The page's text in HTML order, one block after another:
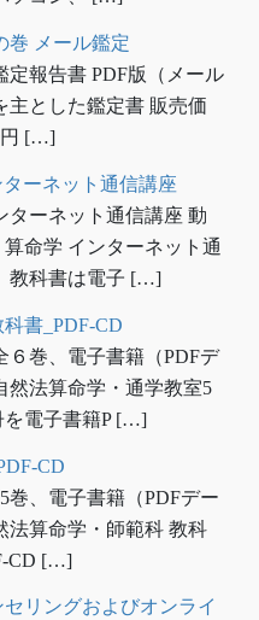
巻 メール鑑定
定報告書 PDF版（メール
主とした鑑定書 販売価
円 […]
ーネット通信講座
ターネット通信講座 動
命学 インターネット通
教科書は電子 […]
書_PDF-CD
６巻、電子書籍（PDFデ
然法算命学・通学教室5
を電子書籍P […]
CD
巻、電子書籍（PDFデー
法算命学・師範科 教科
CD […]
リングおよびオンライ